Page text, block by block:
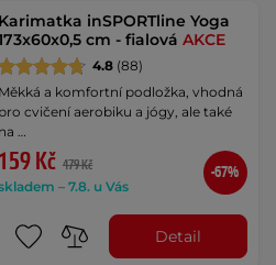
Karimatka inSPORTline Yoga
cm - fialováAKCE
4.8 (88)
Měkká a komfortní podložka, vhodná
pro cvičení aerobiku a jógy, ale také
na …
159 Kč 479 Kč
– 7.8. u Vás
-67%
Detail